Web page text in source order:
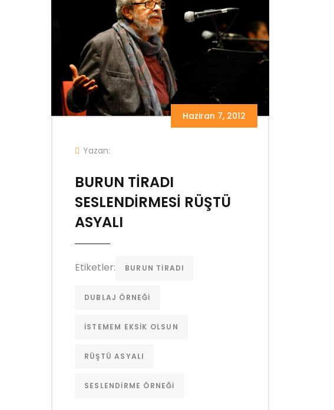
Haziran 7, 2012
Yazan:
BURUN TİRADI
SESLENDİRMESİ RÜŞTÜ
ASYALI
Etiketler: BURUN TIRADI
DUBLAJ ÖRNEĞI
ISTEMEM EKSIK OLSUN
RÜŞTÜ ASYALI
SESLENDIRME ÖRNEĞI